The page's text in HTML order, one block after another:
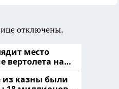
отключены.
место
вертолета на
из казны были